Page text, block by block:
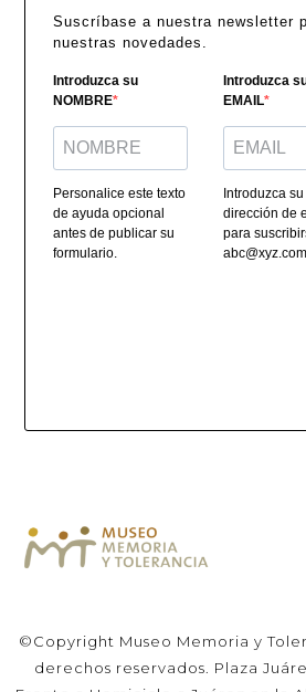
Suscríbase a nuestra newsletter
nuestras novedades.
Introduzca su
NOMBRE
Personalice este texto
de ayuda opcional
antes de publicar su
formulario.
Introduzca
EMAIL
Introduzca su
dirección de
para
abc@xyz.com
©Copyright Museo Memoria y
derechos reservados. Plaza